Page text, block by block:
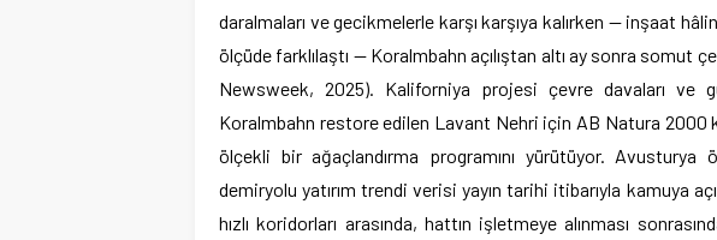
daralmaları ve gecikmelerle karşı karşıya kalırken — inşaat
ölçüde farklılaştı — Koralmbahn açılıştan altı ay sonra somut
Newsweek, 2025). Kaliforniya projesi çevre davaları ve
Koralmbahn restore edilen Lavant Nehri için AB Natura 2000
ölçekli bir ağaçlandırma programını yürütüyor. Avusturya
demiryolu yatırım trendi verisi yayın tarihi itibarıyla kamuya
hızlı koridorları arasında, hattın işletmeye alınması